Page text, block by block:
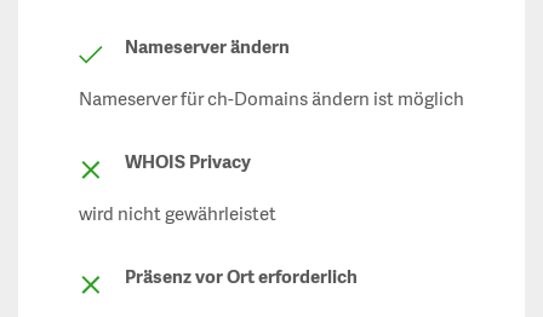
Nameserver ändern
Nameserver für ch-Domains ändern ist möglich
WHOIS Privacy
wird nicht gewährleistet
Präsenz vor Ort erforderlich